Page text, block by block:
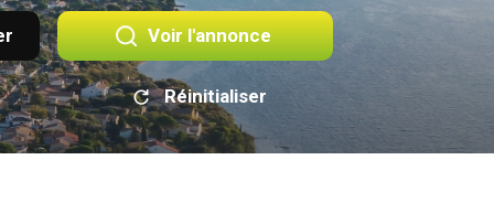
Voir l'annonce
Réinitialiser